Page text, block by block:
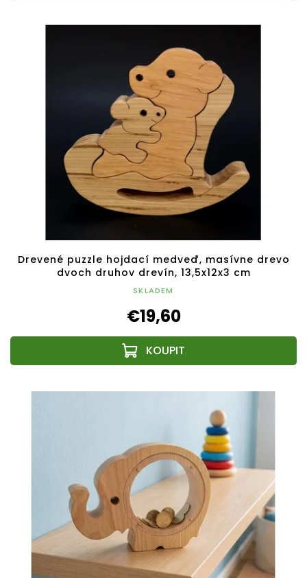
Drevené puzzle hojdací medveď, masívne drevo
dvoch druhov drevín, 13,5x12x3 cm
SKLADEM
€19,60